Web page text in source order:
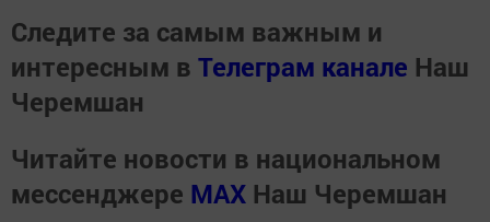
Следите за самым важным и
интересным в Телеграм канале Наш
Черемшан
Читайте новости в национальном
мессенджере MАХ Наш Черемшан